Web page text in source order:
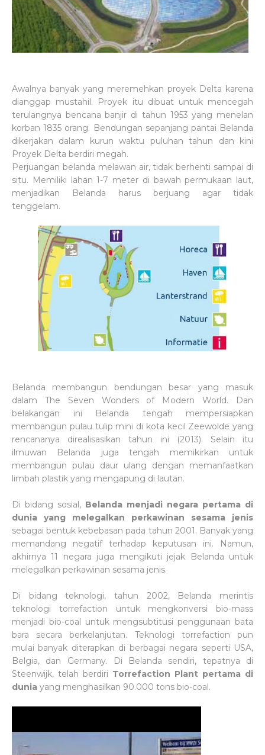
Awalnya banyak yang meremehkan proyek Delta karena
dianggap mustahil. Proyek itu dibuat untuk mencegah
terulangnya bencana banjir di tahun 1953 yang menelan
korban 1835 orang. Bendungan sepanjang pantai Belanda
dikerjakan dalam kurun waktu puluhan tahun dan kini
Proyek Delta berdiri megah.
Perjuangan belanda melawan air, tidak berhenti sampai di
situ. Memiliki lahan 1-7 meter di bawah permukaan laut,
menjadikan Belanda harus berjuang agar tidak
tenggelam.
Belanda membangun bendungan besar yang masuk
dalam The Seven Wonders of Modern World. Dan
belakangan ini Belanda tengah mempersiapkan
membangun pulau tulip mini di kota kecil Zeewolde yang
rencananya direalisasikan tahun ini (2013). Selain itu
ilmuwan Belanda juga tengah memikirkan untuk
membangun pulau daur ulang dengan memanfaatkan
limbah plastik yang mengapung di lautan.
Di bidang sosial, Belanda menjadi negara pertama di
dunia yang melegalkan perkawinan sesama jenis
sebagai bentuk kebebasan pada tahun 2001. Banyak yang
memandang negatif terhadap keputusan ini. Namun,
akhirnya 11 negara juga mengikuti jejak Belanda untuk
melegalkan perkawinan sesama jenis.
Di bidang teknologi, tahun 2002, Belanda merintis
teknologi torrefaction untuk mengkonversi bio-mass
menjadi bio-coal untuk mengsubtitusi penggunaan bata
bara secara berkelanjutan. Teknologi torrefaction pun
mulai banyak diterapkan di berbagai negara seperti USA,
Belgia, dan Germany. Di Belanda sendiri, tepatnya di
Steenwijk, telah berdiri Torrefaction Plant pertama di
dunia yang menghasilkan 90.000 tons bio-coal.